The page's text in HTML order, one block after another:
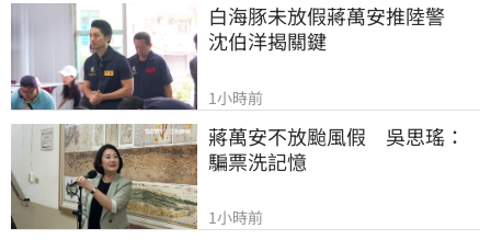
白海豚未放假蔣萬安推陸警
沈伯洋揭關鍵
1小時前
蔣萬安不放颱風假　吳思瑤：
騙票洗記憶
1小時前